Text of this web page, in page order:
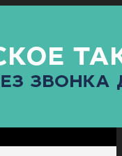
ПРОКУРАТУРАСПОРТ